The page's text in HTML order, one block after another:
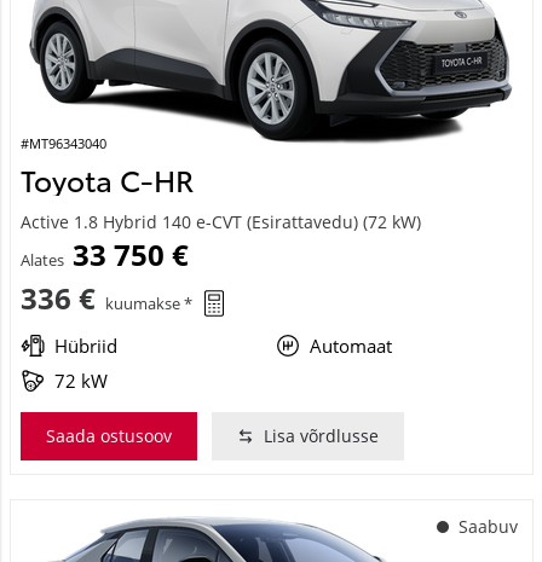
#MT96343040
Toyota C-HR
Active 1.8 Hybrid 140 e-CVT (Esirattavedu) (72 kW)
Alates 33 750 €
336 € kuumakse *
Hübriid
Automaat
72 kW
Saada ostusoov Lisa võrdlusse
Saabuv